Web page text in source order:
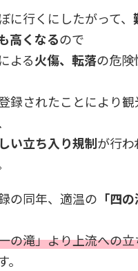
に行くにしたがって、
高くなるので
よる火傷、転落の危険
録されたことにより
い立ち入り規制が行
の同年、適温の 「四
の滝」より上流への